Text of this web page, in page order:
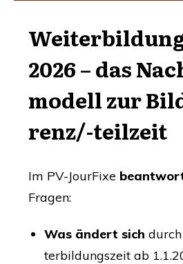
2026 – das
mo­dell zur
ren­z/-teil­zeit
Im PV-Jour­Fi­xe
Fragen:
Was ändert sich
ter­bil­dungs­zeit ab